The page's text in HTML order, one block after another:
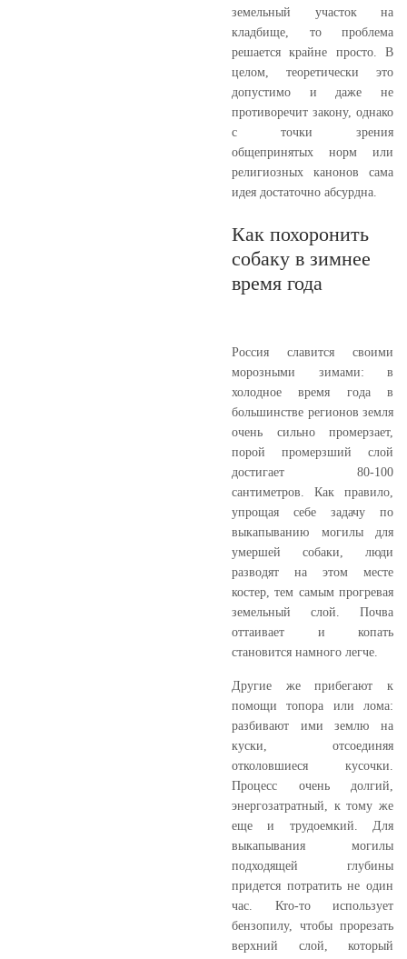
земельный участок на
кладбище, то проблема
решается крайне просто. В
целом, теоретически это
допустимо и даже не
противоречит закону, однако
с точки зрения
общепринятых норм или
религиозных канонов сама
идея достаточно абсурдна.
Как похоронить
собаку в зимнее
время года
Россия славится своими
морозными зимами: в
холодное время года в
большинстве регионов земля
очень сильно промерзает,
порой промерзший слой
достигает 80-100
сантиметров. Как правило,
упрощая себе задачу по
выкапыванию могилы для
умершей собаки, люди
разводят на этом месте
костер, тем самым прогревая
земельный слой. Почва
оттаивает и копать
становится намного легче.
Другие же прибегают к
помощи топора или лома:
разбивают ими землю на
куски, отсоединяя
отколовшиеся кусочки.
Процесс очень долгий,
энергозатратный, к тому же
еще и трудоемкий. Для
выкапывания могилы
подходящей глубины
придется потратить не один
час. Кто-то использует
бензопилу, чтобы прорезать
верхний слой, который